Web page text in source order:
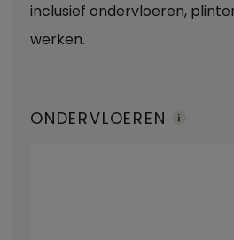
inclusief ondervloeren,
werken.
ONDERVLOEREN